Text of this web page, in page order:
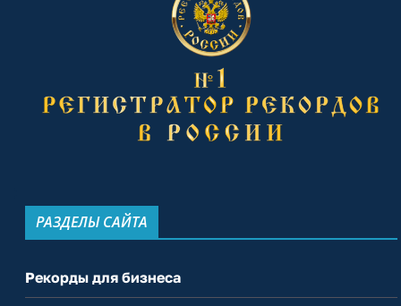
РАЗДЕЛЫ САЙТА
Рекорды для бизнеса